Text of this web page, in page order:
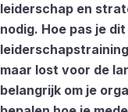
leiderschap en
nodig. Hoe pas je
maar lost voor de
belangrijk om je